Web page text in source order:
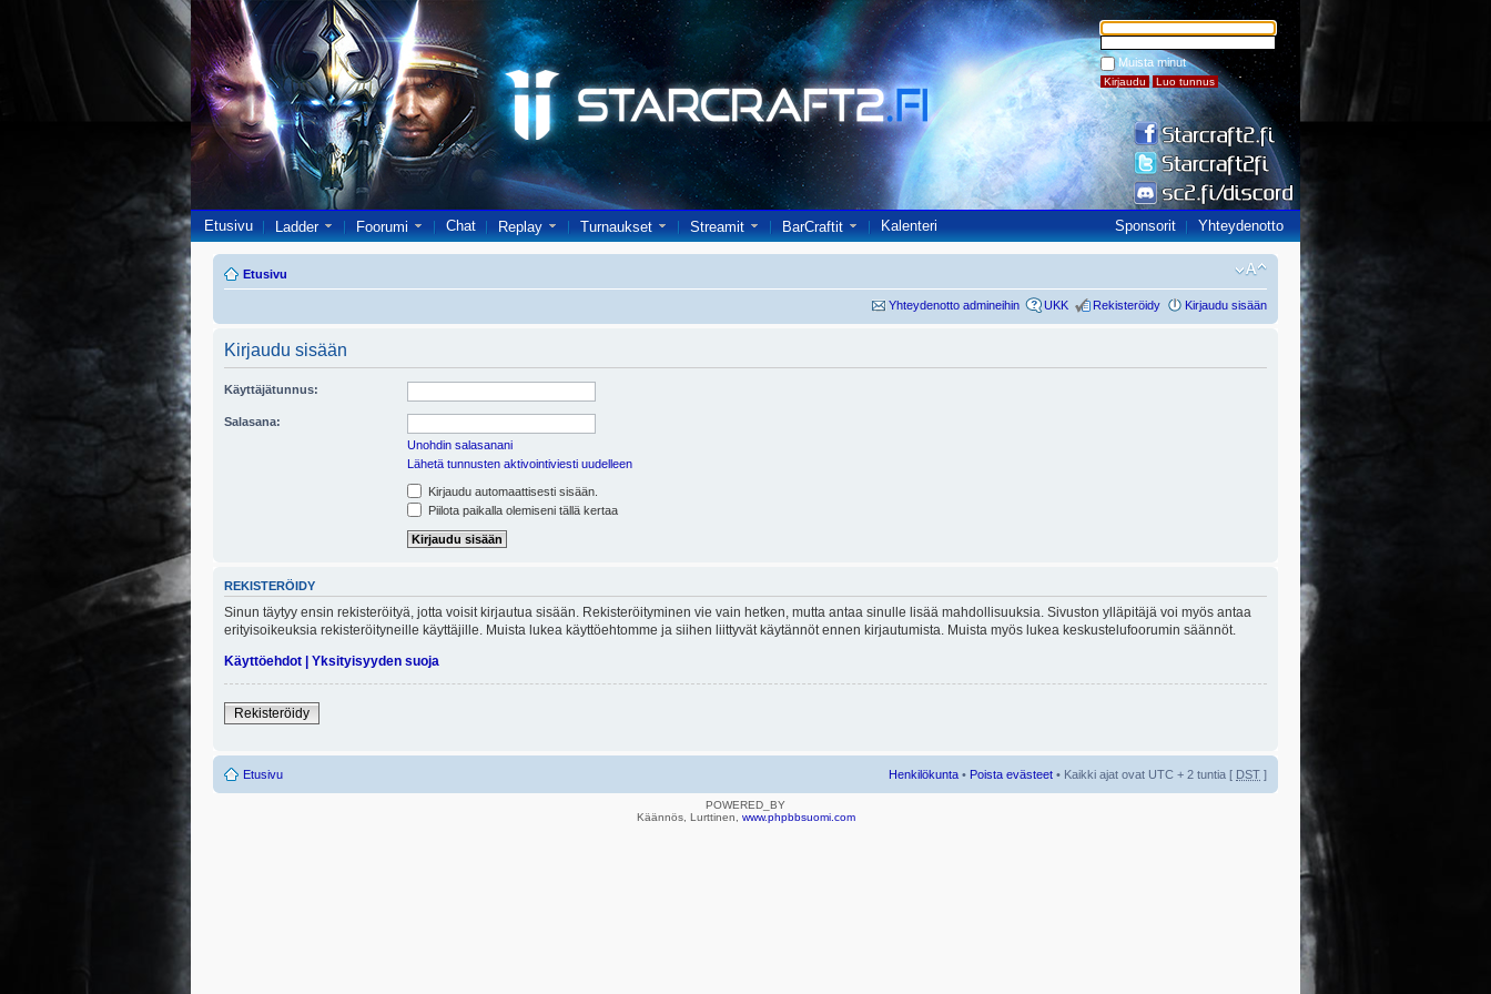
Muista minut
Etusivu Ladder Foorumi Chat Replay Turnaukset Streamit BarCraftit Kalenteri Sponsorit Yhteydenotto
Etusivu
Yhteydenotto admineihin UKK Rekisteröidy Kirjaudu sisään
Kirjaudu sisään
Käyttäjätunnus:
Salasana:
Unohdin salasanani
Lähetä tunnusten aktivointiviesti uudelleen
Kirjaudu automaattisesti sisään.
Piilota paikalla olemiseni tällä kertaa
REKISTERÖIDY
Sinun täytyy ensin rekisteröityä, jotta voisit kirjautua sisään. Rekisteröityminen vie vain hetken, mutta antaa sinulle lisää mahdollisuuksia. Sivuston ylläpitäjä voi myös antaa
erityisoikeuksia rekisteröityneille käyttäjille. Muista lukea käyttöehtomme ja siihen liittyvät käytännöt ennen kirjautumista. Muista myös lukea keskustelufoorumin säännöt.
Käyttöehdot | Yksityisyyden suoja
Rekisteröidy
Etusivu Henkilökunta • Poista evästeet • Kaikki ajat ovat UTC + 2 tuntia [ DST ]
POWERED_BY
Käännös, Lurttinen, www.phpbbsuomi.com